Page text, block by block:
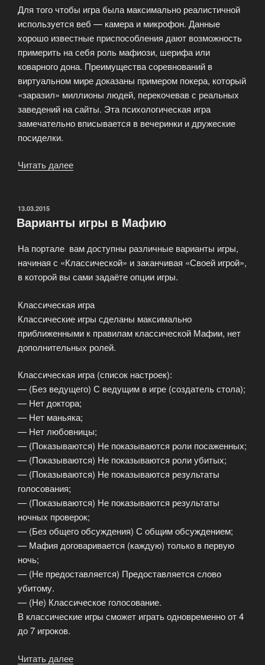
Для того чтобы игра была максимально реалистичной
используется веб — камера и микрофон. Данные
хорошо известные приспособления дают возможность
примерить на себя роль мафиози, шерифа или
коварного дона. Преимущества соревнований в
виртуальном мире доказаны примером покера, который
«заразил» миллионы людей, перекочевав с реальных
заведений на сайты. Эта психологическая игра
замечательно вписывается в вечеринки и дружеские
посиделки.
Читать далее
ОПУБЛИКОВАНО
13.03.2015
Варианты игры в Мафию
На портале вам доступны различные варианты игры,
начиная с «Классической» и заканчивая «Своей игрой»,
в которой вы сами задаёте опции игры.
Классическая игра
Классические игры сделаны максимально
приближенными к правилам классической Мафии, нет
дополнительных ролей.
Классическая игра (список настроек):
— (Без ведущего) С ведущим в игре (создатель стола);
— Нет доктора;
— Нет маньяка;
— Нет любовницы;
— (Показываются) Не показываются роли посаженных;
— (Показываются) Не показываются роли убитых;
— (Показываются) Не показываются результаты
голосования;
— (Показываются) Не показываются результаты
ночных проверок;
— (Без общего обсуждения) С общим обсуждением;
— Мафия договаривается (каждую) только в первую
ночь;
— (Не предоставляется) Предоставляется слово
убитому.
— (Не) Классическое голосование.
В классические игры сможет играть одновременно от 4
до 7 игроков.
Читать далее